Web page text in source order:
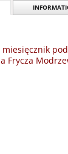
Frycza